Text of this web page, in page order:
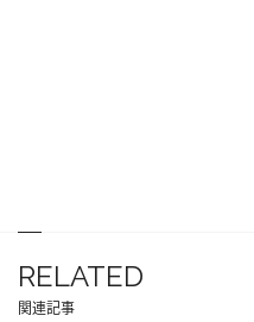
RELATED
関連記事